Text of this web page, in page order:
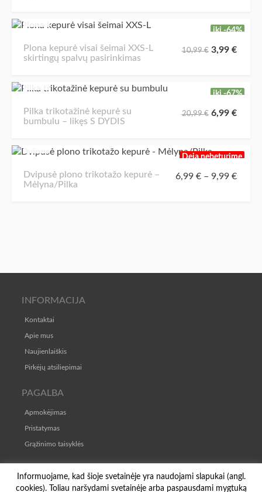
iki -64%
Plona kepurė visai šeimai XXS-L
skirtingų spalvų pasirinkimas
10,99€ 3,99 €
iki -67%
Pilka trikotažinė kepurė su
bumbulu – likęs S DYDIS
20,99€ 6,99 €
Deja nebeturime
Dvipusė plono trikotažo kepurė –
Mėlyna/Pilka
6,99 €– 9,99 €
INFORMACIJA
Kontaktai
Apie mus
Naujienlaiškis
Pirkėjų atsiliepimai
PAGALBA
Apmokėjimas
Pristatymas
Grąžinimo taisyklės
Pirkimo-pardavimo taisyklės
Informuojame, kad šioje svetainėje yra naudojami slapukai (angl.
cookies). Toliau naršydami svetainėje arba paspausdami mygtuką